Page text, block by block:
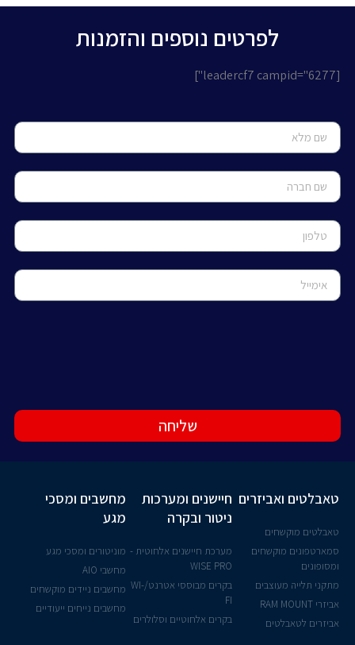
לפרטים נוספים והזמנות
[leadercf7 campid="6277"]
שליחה
טאבלטים ואביזרים
טאבלטים מוקשחים
סמארטפונים מוקשחים
ומסופונים
מתקני תלייה מעוצבים
אביזרי RAM MOUNT
אביזרים לטאבלטים
חיישנים ומערכות
ניטור ובקרה
מערכת חיישנים אלחוטית -
WISE PRO
בקרים מבוססי אטרנט/WI-
FI
בקרים אלחוטיים וסלולרים
מחשבים ומסכי
מגע
מוניטורים ומסכי מגע
מחשבי AIO
מחשבים ניידים מוקשחים
מחשבים נייחים ייעודיים